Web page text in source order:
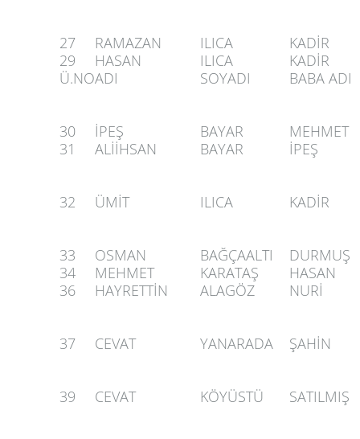
27 RAMAZAN ILICA
KADİR
29
HASAN ILICA
KADİR
Ü.NOADI SOYADI BABA ADI
30 İPEŞ BAYAR
MEHMET
31
ALİİHSAN BAYAR İPEŞ
32 ÜMİT ILICA KADİR
33 OSMAN BAĞÇAALTI
DURMUŞ
34
MEHMET KARATAŞ
HASAN
36
HAYRETTİN ALAGÖZ NURİ
37 CEVAT YANARADA ŞAHİN
39 CEVAT KÖYÜSTÜ SATILMIŞ